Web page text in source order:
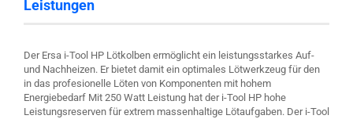
Leistungen
Der Ersa i-Tool HP Lötkolben ermöglicht ein leistungsstarkes Auf-
und Nachheizen. Er bietet damit ein optimales Lötwerkzeug für den
in das profesionelle Löten von Komponenten mit hohem
Energiebedarf Mit 250 Watt Leistung hat der i-Tool HP hohe
Leistungsreserven für extrem massenhaltige Lötaufgaben. Der i-Tool